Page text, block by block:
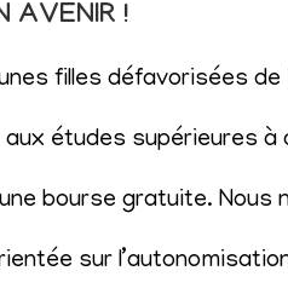
AVENIR !
filles défavorisées de
études supérieures à
bourse gratuite. Nous
sur